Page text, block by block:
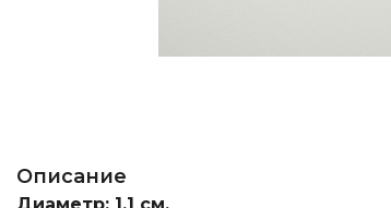
Описание
Диаметр: 1,1 см.